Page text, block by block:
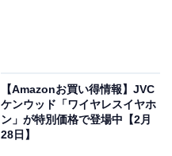
【Amazonお買い得情報】JVC
ケンウッド「ワイヤレスイヤホ
ン」が特別価格で登場中【2月
28日】